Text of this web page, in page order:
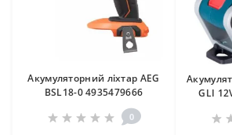
Акумуляторний ліхтар AEG
BSL18-0 4935479666
0
GLI